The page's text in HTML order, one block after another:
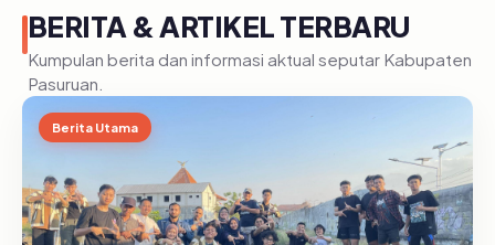
BERITA & ARTIKEL TERBARU
Kumpulan berita dan informasi aktual seputar Kabupaten
Pasuruan.
Berita Utama